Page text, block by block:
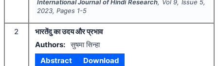
International Journal of Hindi Research, Vol 9, Issue 5,
2023, Pages 1-5
2
भारतेंदु का उदय और प्रभाव
Authors: सुषमा सिन्हा
Abstract
Download